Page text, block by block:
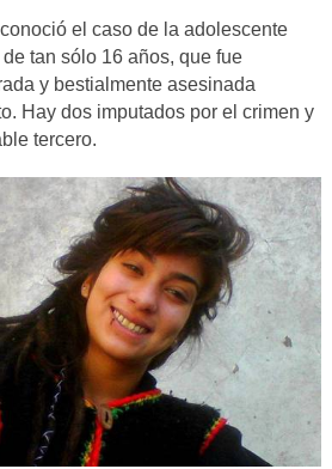
el caso de la adolescente
tan sólo 16 años, que fue
y bestialmente asesinada
Hay dos imputados por el crimen y
tercero.